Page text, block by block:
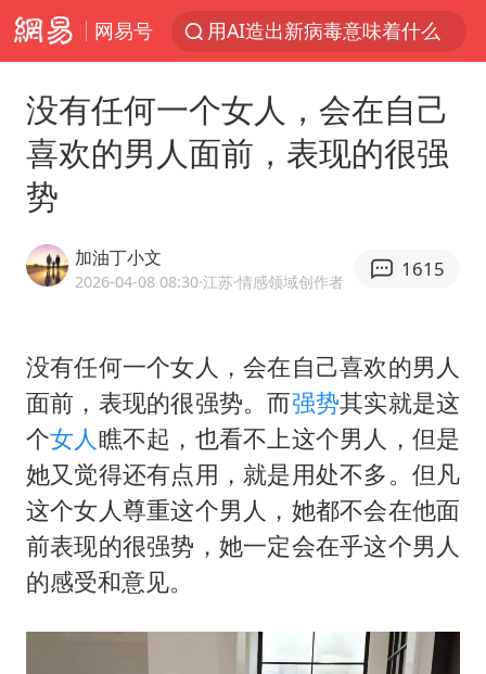
网易号
用AI造出新病毒意味着什么
美股创4月份以来最大单周涨幅
俄黑客称掌握北约直接参与袭俄证据
泰国校园枪击事件已致8死30余伤
“东北超”哈尔滨主场收官战小贴士
微信新功能：你可以“撤回”你的撤回
福建省泉州市委书记张毅恭接受纪律审查和监察调查
美参院通过一项对俄能源领域制裁法案
2名小孩玩手机低头幅度近乎折叠
没有任何一个女人，会在自己
喜欢的男人面前，表现的很强
势
加油丁小文
2026-04-08 08:30·江苏·情感领域创作者
1615
没有任何一个女人，会在自己喜欢的男人
面前，表现的很强势。而强势其实就是这
个女人瞧不起，也看不上这个男人，但是
她又觉得还有点用，就是用处不多。但凡
这个女人尊重这个男人，她都不会在他面
前表现的很强势，她一定会在乎这个男人
的感受和意见。